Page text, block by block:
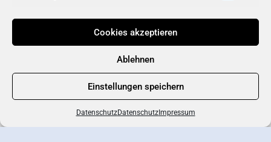
Cookies akzeptieren
Ablehnen
Einstellungen speichern
DatenschutzDatenschutzImpressum